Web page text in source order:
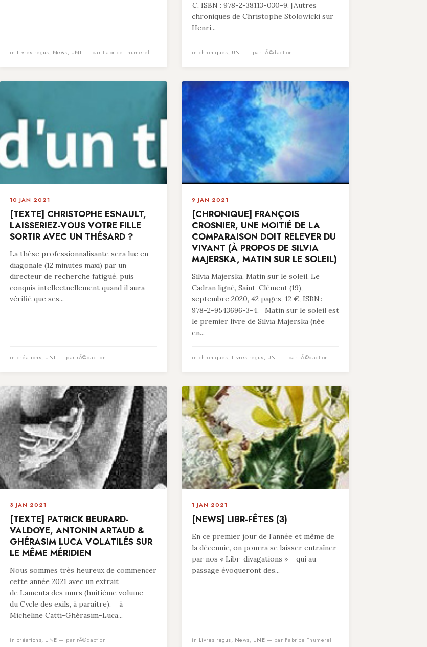
in Livres reçus, News, UNE — par Fabrice Thumerel
€, ISBN : 978-2-38113-030-9. [Autres
chroniques de Christophe Stolowicki sur
Henri...
in chroniques, UNE — par rÃ©daction
10 JAN 2021
[TEXTE] CHRISTOPHE ESNAULT,
LAISSERIEZ-VOUS VOTRE FILLE
SORTIR AVEC UN THÉSARD ?
La thèse professionnalisante sera lue en
diagonale (12 minutes maxi) par un
directeur de recherche fatigué, puis
conquis intellectuellement quand il aura
vérifié que ses...
in créations, UNE — par rÃ©daction
9 JAN 2021
[CHRONIQUE] FRANÇOIS
CROSNIER, UNE MOITIÉ DE LA
COMPARAISON DOIT RELEVER DU
VIVANT (À PROPOS DE SILVIA
MAJERSKA, MATIN SUR LE SOLEIL)
Silvia Majerska, Matin sur le soleil, Le
Cadran ligné, Saint-Clément (19),
septembre 2020, 42 pages, 12 €, ISBN :
978-2-9543696-3-4. Matin sur le soleil est
le premier livre de Silvia Majerska (née
en...
in chroniques, Livres reçus, UNE — par rÃ©daction
3 JAN 2021
[TEXTE] PATRICK BEURARD-
VALDOYE, ANTONIN ARTAUD &
GHÉRASIM LUCA VOLATILÉS SUR
LE MÊME MÉRIDIEN
Nous sommes très heureux de commencer
cette année 2021 avec un extrait
de Lamenta des murs (huitième volume
du Cycle des exils, à paraître). à
Micheline Catti-Ghérasim-Luca...
in créations, UNE — par rÃ©daction
1 JAN 2021
[NEWS] LIBR-FÊTES (3)
En ce premier jour de l’année et même de
la décennie, on pourra se laisser entraîner
par nos « Libr-divagations » – qui au
passage évoqueront des...
in Livres reçus, News, UNE — par Fabrice Thumerel